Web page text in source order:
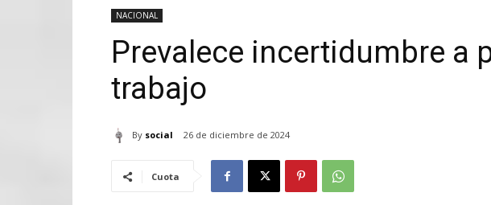
NACIONAL
Prevalece incertidumbre a
trabajo
By social 26 de diciembre de 2024
Cuota